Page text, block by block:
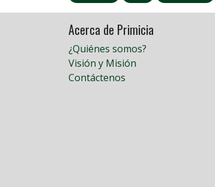
Acerca de Primicia
¿Quiénes somos?
Visión y Misión
Contáctenos